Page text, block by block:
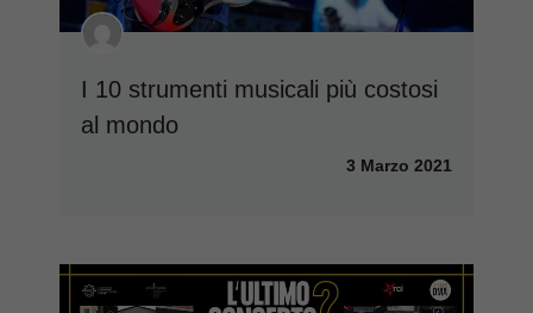
I 10 strumenti musicali più costosi
al mondo
3 Marzo 2021